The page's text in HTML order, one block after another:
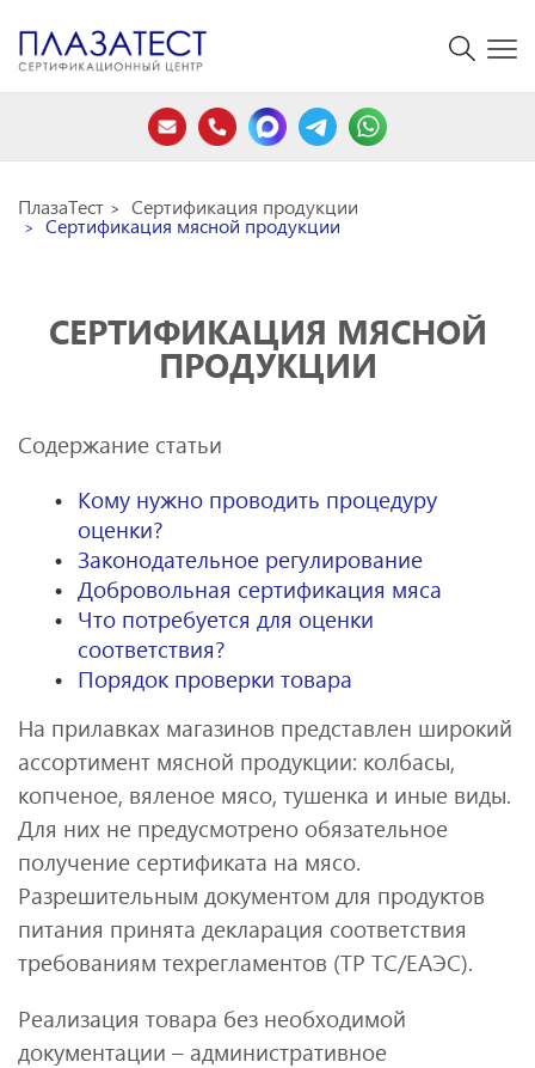
ПлазаТест Сертификация продукции
Сертификация мясной продукции
СЕРТИФИКАЦИЯ МЯСНОЙ
ПРОДУКЦИИ
Содержание статьи
Кому нужно проводить процедуру
оценки?
Законодательное регулирование
Добровольная сертификация мяса
Что потребуется для оценки
соответствия?
Порядок проверки товара
На прилавках магазинов представлен широкий
ассортимент мясной продукции: колбасы,
копченое, вяленое мясо, тушенка и иные виды.
Для них не предусмотрено обязательное
получение сертификата на мясо.
Разрешительным документом для продуктов
питания принята декларация соответствия
требованиям техрегламентов (ТР ТС/ЕАЭС).
Реализация товара без необходимой
документации – административное